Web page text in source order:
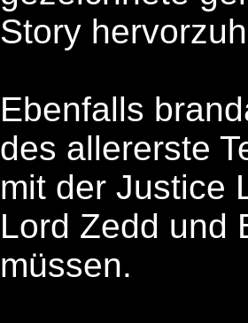
Story
Ebenfalls
des allererste
mit der Justice
Lord Zedd und
müssen.